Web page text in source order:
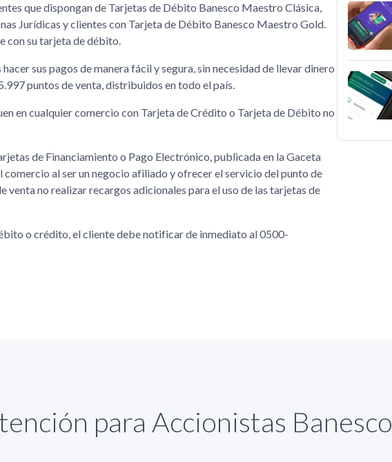
que dispongan de Tarjetas de Débito Banesco Maestro Clásica,
Jurídicas y clientes con Tarjeta de Débito Banesco Maestro Gold.
con su tarjeta de débito.
sus pagos de manera fácil y segura, sin necesidad de llevar dinero
puntos de venta, distribuidos en todo el país.
en cualquier comercio con Tarjeta de Crédito o Tarjeta de Débito no
de Financiamiento o Pago Electrónico, publicada en la Gaceta
al ser un negocio afiliado y ofrecer el servicio del punto de
venta no realizar recargos adicionales para el uso de las tarjetas de
o crédito, el cliente debe notificar de inmediato al 0500-
para Accionistas Banesco